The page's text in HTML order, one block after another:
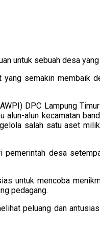
untuk sebuah desa
semakin membaik
DPC Lampung
alun kecamatan
salah satu aset
desa
untuk mencoba
pedagang.
peluang dan